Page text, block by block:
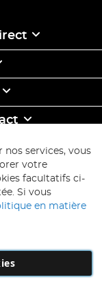
nos services, vous
votre
facultatifs ci-
Si vous
en matière